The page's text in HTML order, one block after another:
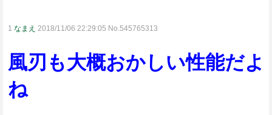
1 なまえ 2018/11/06 22:29:05 No.545765313
風刃も大概おかしい性能だよ
ね